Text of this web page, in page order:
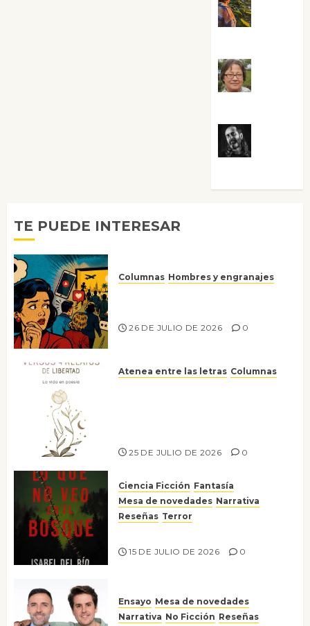
TE PUEDE INTERESAR
Columnas Hombres y engranajes
26 DE JULIO DE 2026 0
Atenea entre las letras Columnas
25 DE JULIO DE 2026 0
Ciencia Ficción Fantasía
Mesa de novedades Narrativa
Reseñas Terror
15 DE JULIO DE 2026 0
Ensayo Mesa de novedades
Narrativa No Ficción Reseñas